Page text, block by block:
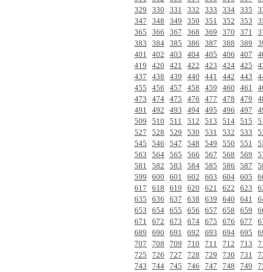
329
330 331 332 333 334 335
347
348 349 350 351 352 353
365
366 367 368 369 370 371
383
384 385 386 387 388 389
401
402 403 404 405 406 407
419
420 421 422 423 424 425
437
438 439 440 441 442 443
455
456 457 458 459 460 461
473
474 475 476 477 478 479
491
492 493 494 495 496 497
509
510 511 512 513 514 515
527
528 529 530 531 532 533
545
546 547 548 549 550 551
563
564 565 566 567 568 569
581
582 583 584 585 586 587
599
600 601 602 603 604 605
617
618 619 620 621 622 623
635
636 637 638 639 640 641
653
654 655 656 657 658 659
671
672 673 674 675 676 677
689
690 691 692 693 694 695
707
708 709 710 711 712 713
725
726 727 728 729 730 731
743
744 745 746 747 748 749